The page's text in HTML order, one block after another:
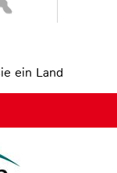
ein Land